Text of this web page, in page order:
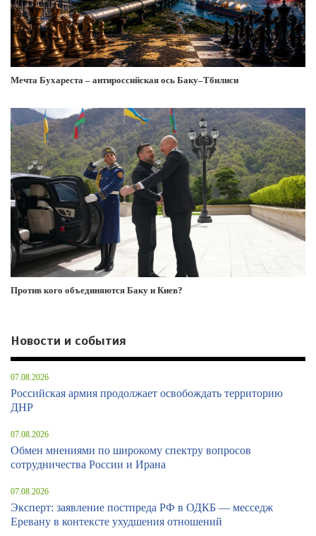
Мечта Бухареста – антироссийская ось Баку–Тбилиси
Против кого объединяются Баку и Киев?
Новости и события
07.08.2026
Российская армия продолжает освобождать территорию
ДНР
07.08.2026
Обмен мнениями по широкому спектру вопросов
сотрудничества России и Ирана
07.08.2026
Эксперт: заявление постпреда РФ в ОДКБ — месседж
Еревану в контексте ухудшения отношений